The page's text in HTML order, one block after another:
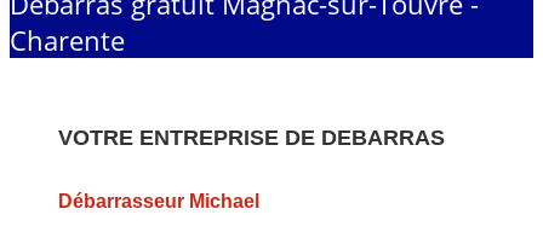
Charente
VOTRE ENTREPRISE DE DEBARRAS
Débarrasseur Michael